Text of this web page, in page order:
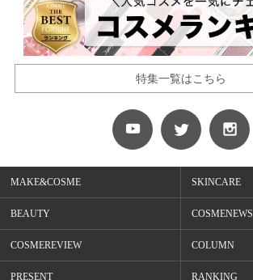
特集一覧はこちら
MAKE&COSME SKINCARE
BEAUTY COSMENEWS
COSMEREVIEW COLUMN
PRESENT RANKING